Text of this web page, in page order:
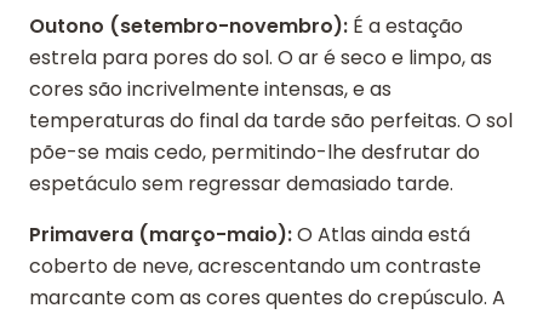
Outono (setembro-novembro): É a estação
estrela para pores do sol. O ar é seco e limpo, as
cores são incrivelmente intensas, e as
temperaturas do final da tarde são perfeitas. O sol
põe-se mais cedo, permitindo-lhe desfrutar do
espetáculo sem regressar demasiado tarde.
Primavera (março-maio):O Atlas ainda está
coberto de neve, acrescentando um contraste
marcante com as cores quentes do crepúsculo. A